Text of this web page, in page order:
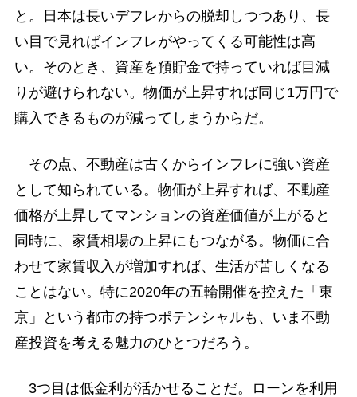
と。日本は長いデフレからの脱却しつつあり、長
い目で見ればインフレがやってくる可能性は高
い。そのとき、資産を預貯金で持っていれば目減
りが避けられない。物価が上昇すれば同じ1万円で
購入できるものが減ってしまうからだ。
その点、不動産は古くからインフレに強い資産
として知られている。物価が上昇すれば、不動産
価格が上昇してマンションの資産価値が上がると
同時に、家賃相場の上昇にもつながる。物価に合
わせて家賃収入が増加すれば、生活が苦しくなる
ことはない。特に2020年の五輪開催を控えた「東
京」という都市の持つポテンシャルも、いま不動
産投資を考える魅力のひとつだろう。
3つ目は低金利が活かせることだ。ローンを利用